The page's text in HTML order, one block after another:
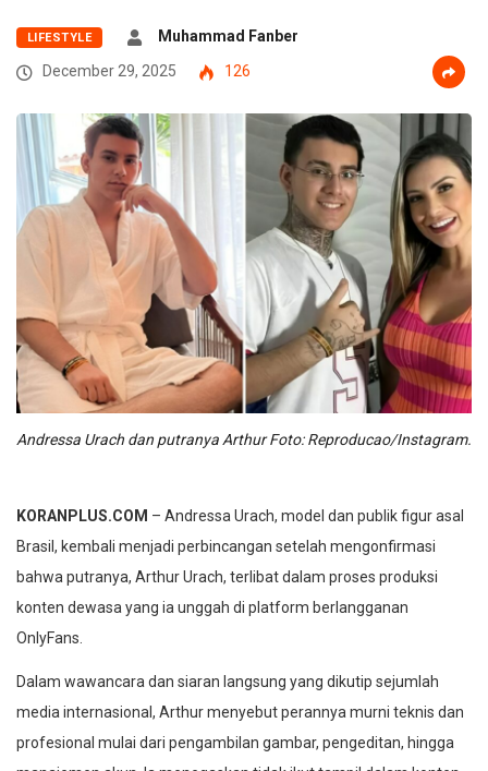
LIFESTYLE
Muhammad Fanber
December 29, 2025
126
Andressa Urach dan putranya Arthur Foto: Reproducao/Instagram.
KORANPLUS.COM – Andressa Urach, model dan publik figur asal
Brasil, kembali menjadi perbincangan setelah mengonfirmasi
bahwa putranya, Arthur Urach, terlibat dalam proses produksi
konten dewasa yang ia unggah di platform berlangganan
OnlyFans.
Dalam wawancara dan siaran langsung yang dikutip sejumlah
media internasional, Arthur menyebut perannya murni teknis dan
profesional mulai dari pengambilan gambar, pengeditan, hingga